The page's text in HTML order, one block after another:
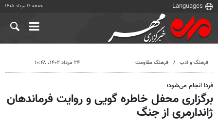
جمعه ۱۶ مرداد ۱۴۰۵
فرهنگ و ادب فرهنگ مقاومت ۲۴ مرداد ۱۴۰۲، ۱۰:۴۸
فردا انجام می‌شود؛
برگزاری محفل خاطره گویی و روایت فرماندهان
ژاندارمری از جنگ